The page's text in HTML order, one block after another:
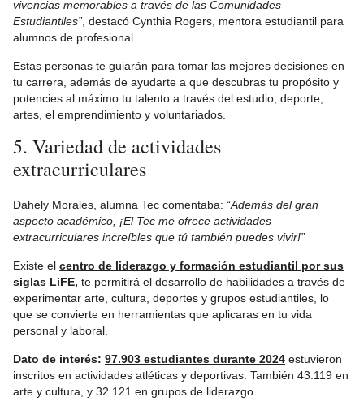
vivencias memorables a través de las Comunidades
Estudiantiles” , destacó Cynthia Rogers, mentora estudiantil para
alumnos de profesional.
Estas personas te guiarán para tomar las mejores decisiones en
tu carrera, además de ayudarte a que descubras tu propósito y
potencies al máximo tu talento a través del estudio, deporte,
artes, el emprendimiento y voluntariados.
5. Variedad de actividades
extracurriculares
Dahely Morales, alumna Tec comentaba: “Además del gran
aspecto académico, ¡El Tec me ofrece actividades
extracurriculares increíbles que tú también puedes vivir!”
Existe el centro de liderazgo y formación estudiantil por sus
siglas LiFE, te permitirá el desarrollo de habilidades a través de
experimentar arte, cultura, deportes y grupos estudiantiles, lo
que se convierte en herramientas que aplicaras en tu vida
personal y laboral.
Dato de interés: 97.903 estudiantes durante 2024 estuvieron
inscritos en actividades atléticas y deportivas. También 43.119 en
arte y cultura, y 32.121 en grupos de liderazgo.